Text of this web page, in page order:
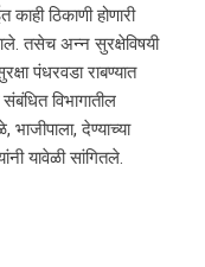
ठिकाणी होणारी
तसेच अन्न सुरक्षेविषयी
पंधरवडा राबण्यात
विभागातील
देण्याच्या
यावेळी सांगितले.